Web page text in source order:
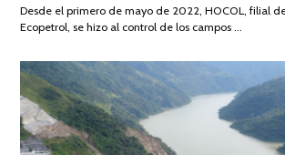
2026
Desde el primero de mayo de 2022, HOCOL, filial
Ecopetrol, se hizo al control de los campos …